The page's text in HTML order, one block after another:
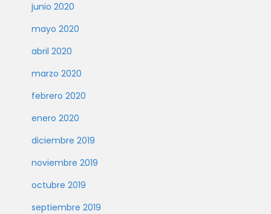
junio 2020
mayo 2020
abril 2020
marzo 2020
febrero 2020
enero 2020
diciembre 2019
noviembre 2019
octubre 2019
septiembre 2019